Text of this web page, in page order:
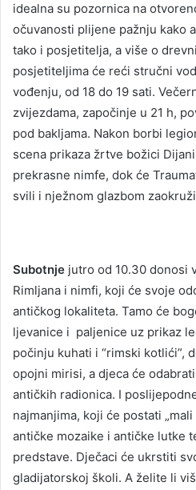
idealna su pozornica na
očuvanosti plijene pažnju kako
tako i posjetitelja, a više o
posjetiteljima će reći stručni
vođenju, od 18 do 19 sati.
zvijezdama, započinje u 21 h,
pod bakljama. Nakon borbi
scena prikaza žrtve božici
prekrasne nimfe, dok će
svili i nježnom glazbom
Subotnje jutro od 10.30 donosi
Rimljana i nimfi, koji će svoje
antičkog lokaliteta. Tamo će
ljevanice i paljenice uz prikaz
počinju kuhati i “rimski kotlići”,
opojni mirisi, a djeca će
antičkih radionica. I
najmanjima, koji će postati
antičke mozaike i antičke lutke
predstave. Dječaci će ukrstiti
gladijatorskoj školi. A želite li